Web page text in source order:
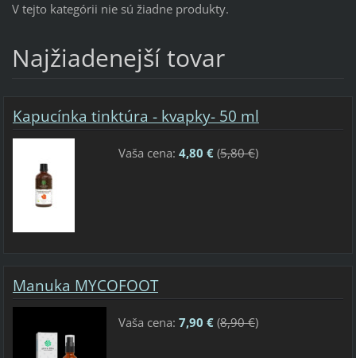
V tejto kategórii nie sú žiadne produkty.
Najžiadenejší tovar
Kapucínka tinktúra - kvapky- 50 ml
Vaša cena: 4,80 €(5,80 €)
Manuka MYCOFOOT
Vaša cena: 7,90 €(8,90 €)